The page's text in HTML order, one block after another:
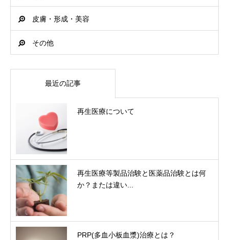
皮膚・形成・美容
その他
最近の記事
再生医療について
再生医療等製品治験と医薬品治験とは何
か？または違い...
PRP(多血小板血漿)治療とは？